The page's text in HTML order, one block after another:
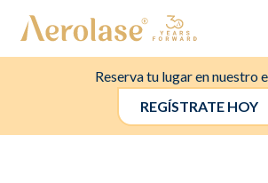
Reserva tu lugar en nuestro
REGÍSTRATE HOY